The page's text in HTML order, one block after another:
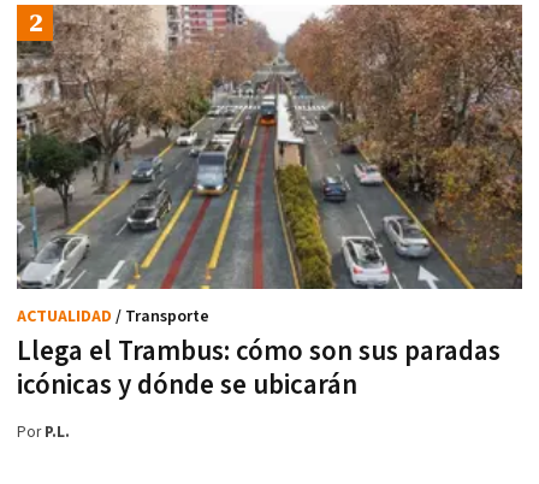
Llega el Trambus: cómo son sus paradas
icónicas y dónde se ubicarán
ACTUALIDAD / Transporte
PorP.L.